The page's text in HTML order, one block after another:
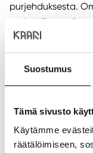
Suostumus
Tämä sivusto
Käytämme
räätälöimiseen,
purjehduksesta.
mahdollistaa
kulmasta veneitä
esille kuvissani
muodot ja
missä yhdistyvät
lisää upea valo ja
purjehduskuville